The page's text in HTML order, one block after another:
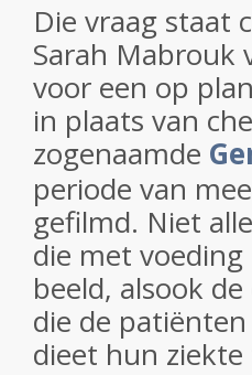
Die vraag staat
Sarah Mabrouk
voor een op
in plaats van
zogenaamde
periode van
gefilmd. Niet
die met
beeld, alsook
die de
dieet hun